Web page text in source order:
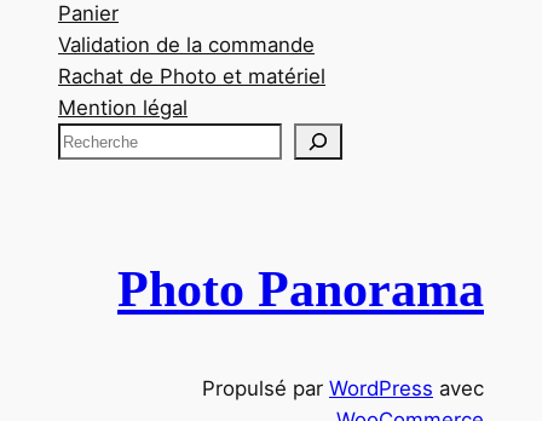
Panier
Validation de la commande
Rachat de Photo et matériel
Mention légal
R
Photo Panorama
Propulsé par WordPress avec